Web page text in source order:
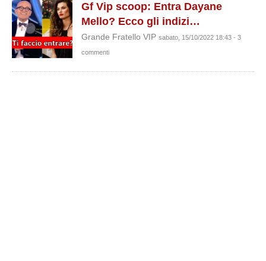
Gf Vip scoop: Entra Dayane
Mello? Ecco gli indizi…
Grande Fratello VIP sabato, 15/10/2022 18:43 - 3
commenti